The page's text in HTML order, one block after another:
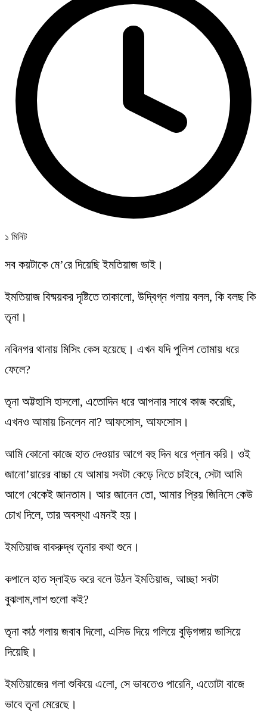
১ মিনিট
সব কয়টাকে মে’রে দিয়েছি ইমতিয়াজ ভাই।
ইমতিয়াজ বিষ্ময়কর দৃষ্টিতে তাকালো, উদ্বিগ্ন গলায় বলল, কি বলছ কি
তৃনা।
নবিনগর থানায় মিসিং কেস হয়েছে। এখন যদি পুলিশ তোমায় ধরে
ফেলে?
তৃনা অট্টহাসি হাসলো, এতোদিন ধরে আপনার সাথে কাজ করেছি,
এখনও আমায় চিনলেন না? আফসোস, আফসোস।
আমি কোনো কাজে হাত দেওয়ার আগে বহু দিন ধরে প্লান করি। ওই
জানো’য়ারের বাচ্চা যে আমায় সবটা কেড়ে নিতে চাইবে, সেটা আমি
আগে থেকেই জানতাম। আর জানেন তো, আমার প্রিয় জিনিসে কেউ
চোখ দিলে, তার অবস্থা এমনই হয়।
ইমতিয়াজ বাকরুদ্ধ তৃনার কথা শুনে।
কপালে হাত স্লাইড করে বলে উঠল ইমতিয়াজ, আচ্ছা সবটা
বুঝলাম,লাশ গুলো কই?
তৃনা কাঠ গলায় জবাব দিলো, এসিড দিয়ে গলিয়ে বুড়িগঙ্গায় ভাসিয়ে
দিয়েছি।
ইমতিয়াজের গলা শুকিয়ে এলো, সে ভাবতেও পারেনি, এতোটা বাজে
ভাবে তৃনা মেরেছে।